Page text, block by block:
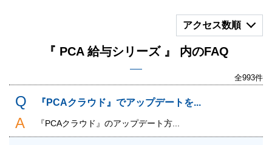
アクセス数順
『 PCA 給与シリーズ 』 内のFAQ
全993件
『PCAクラウド』でアップデートを...
『PCAクラウド』のアップデート方...